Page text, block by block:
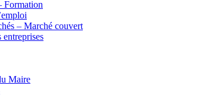
Formation
– Marché couvert
entreprises
Maire